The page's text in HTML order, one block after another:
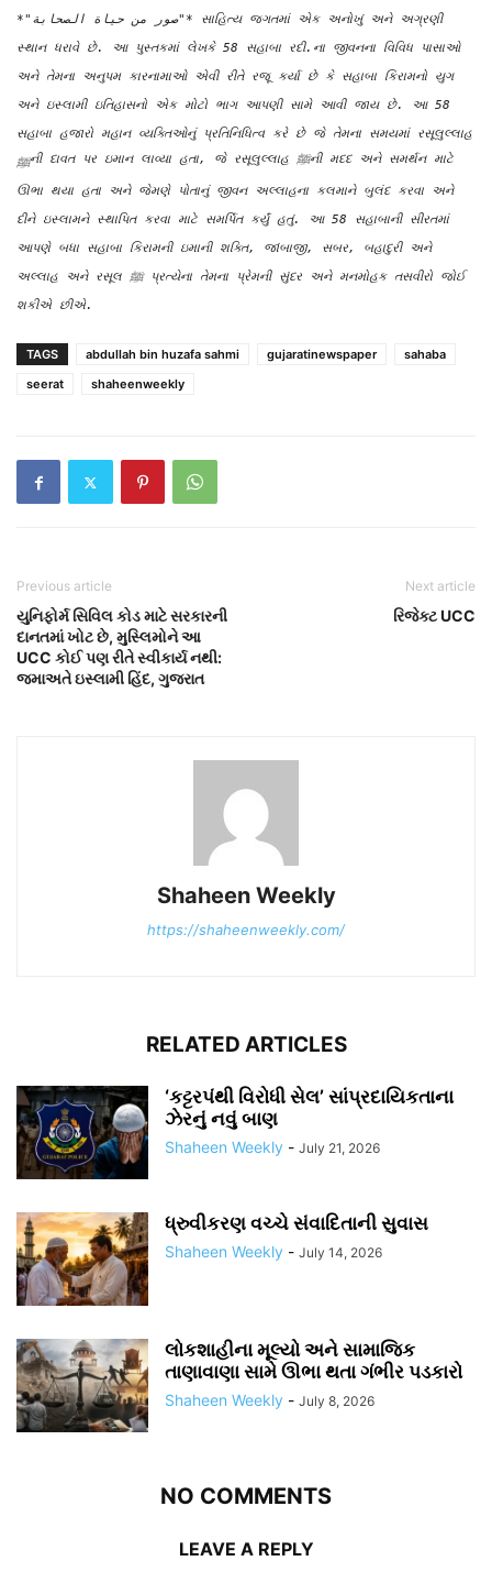
*"صور من حياة الصحابة"* સાહિત્ય જગતમાં એક અનોખું અને અગ્રણી
સ્થાન ધરાવે છે. આ પુસ્તકમાં લેખકે 58 સહાબા રદી.ના જીવનના વિવિધ પાસાઓ
અને તેમના અનુપમ કારનામાઓ એવી રીતે રજૂ કર્યા છે કે સહાબા કિરામનો યુગ
અને ઇસ્લામી ઇતિહાસનો એક મોટો ભાગ આપણી સામે આવી જાય છે. આ 58
સહાબા હજારો મહાન વ્યક્તિઓનું પ્રતિનિધિત્વ કરે છે જે તેમના સમયમાં રસૂલુલ્લાહ
ﷺની દાવત પર ઇમાન લાવ્યા હતા, જે રસૂલુલ્લાહ ﷺની મદદ અને સમર્થન માટે
ઊભા થયા હતા અને જેમણે પોતાનું જીવન અલ્લાહના કલમાને બુલંદ કરવા અને
દીને ઇસ્લામને સ્થાપિત કરવા માટે સમર્પિત કર્યું હતું. આ 58 સહાબાની સીરતમાં
આપણે બધા સહાબા કિરામની ઇમાની શક્તિ, જાંબાજી, સબર, બહાદુરી અને
અલ્લાહ અને રસૂલ ﷺ પ્રત્યેના તેમના પ્રેમની સુંદર અને મનમોહક તસવીરો જોઈ
શકીએ છીએ.
TAGS abdullah bin huzafa sahmi gujaratinewspaper
sahaba
seerat
shaheenweekly
Previous article
યુનિફોર્મ સિવિલ કોડ માટે સરકારની
દાનતમાં ખોટ છે, મુસ્લિમોને આ
UCC કોઈ પણ રીતે સ્વીકાર્ય નથી:
જમાઅતે ઇસ્લામી હિંદ, ગુજરાત
Next article
રિજેક્ટ UCC
Shaheen Weekly
https://shaheenweekly.com/
RELATED ARTICLES
‘કટ્ટરપંથી વિરોધી સેલ’ સાંપ્રદાયિકતાના
ઝેરનું નવું બાણ
Shaheen Weekly - July 21, 2026
ધ્રુવીકરણ વચ્ચે સંવાદિતાની સુવાસ
Shaheen Weekly - July 14, 2026
લોકશાહીના મૂલ્યો અને સામાજિક
તાણાવાણા સામે ઊભા થતા ગંભીર પડકારો
Shaheen Weekly - July 8, 2026
NO COMMENTS
LEAVE A REPLY